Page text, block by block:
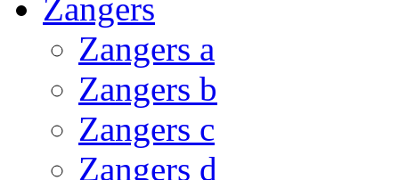
Zangers
Zangers a
Zangers b
Zangers c
Zangers d